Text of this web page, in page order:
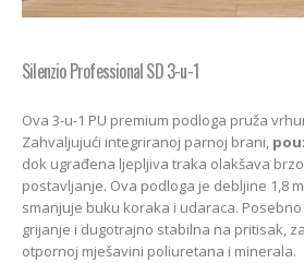
Silenzio Professional SD 3-u-1
Ova 3-u-1 PU premium podloga pruža
Zahvaljujući integriranoj parnoj brani,
dok ugrađena ljepljiva traka olakšava
postavljanje. Ova podloga je debljine 1,8
smanjuje buku koraka i udaraca.
grijanje i dugotrajno stabilna na pritisak,
otpornoj mješavini poliuretana i minerala.